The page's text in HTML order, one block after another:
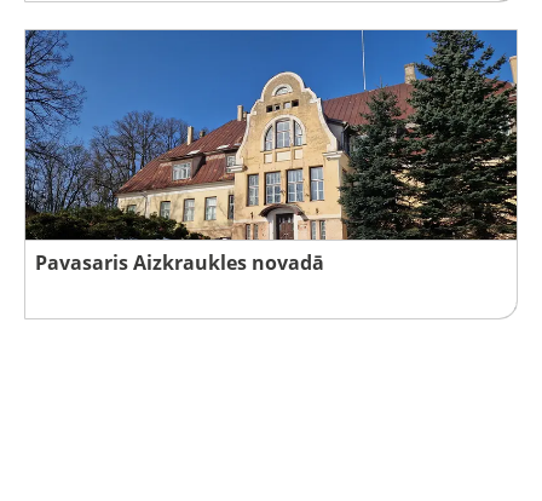
Pavasaris Aizkraukles novadā